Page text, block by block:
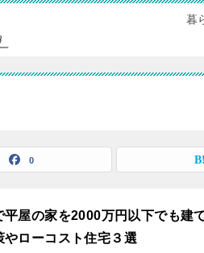
暮
0
平屋の家を2000万円以下でも建
やローコスト住宅３選